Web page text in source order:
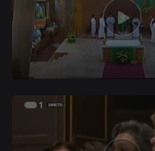
251492